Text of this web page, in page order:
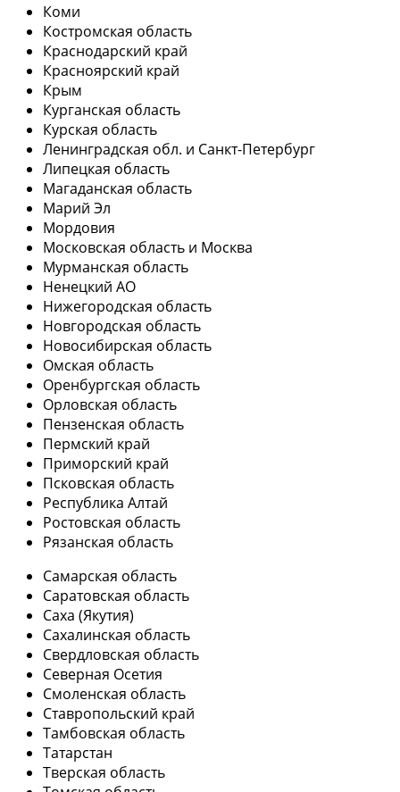
Коми
Костромская область
Краснодарский край
Красноярский край
Крым
Курганская область
Курская область
Ленинградская обл. и Санкт-Петербург
Липецкая область
Магаданская область
Марий Эл
Мордовия
Московская область и Москва
Мурманская область
Ненецкий АО
Нижегородская область
Новгородская область
Новосибирская область
Омская область
Оренбургская область
Орловская область
Пензенская область
Пермский край
Приморский край
Псковская область
Республика Алтай
Ростовская область
Рязанская область
Самарская область
Саратовская область
Саха (Якутия)
Сахалинская область
Свердловская область
Северная Осетия
Смоленская область
Ставропольский край
Тамбовская область
Татарстан
Тверская область